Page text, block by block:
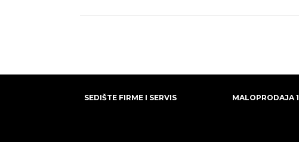
SEDIŠTE FIRME I SERVIS MALOPRODAJA 1